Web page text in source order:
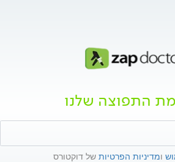
התפוצה שלנו
ומדיניות הפרטיות של דוקטורס